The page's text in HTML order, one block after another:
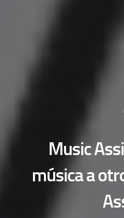
Music
música a